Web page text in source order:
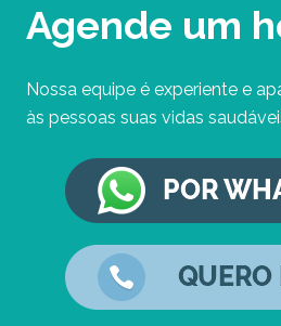
Agende um
Nossa equipe é experiente e
às pessoas suas vidas